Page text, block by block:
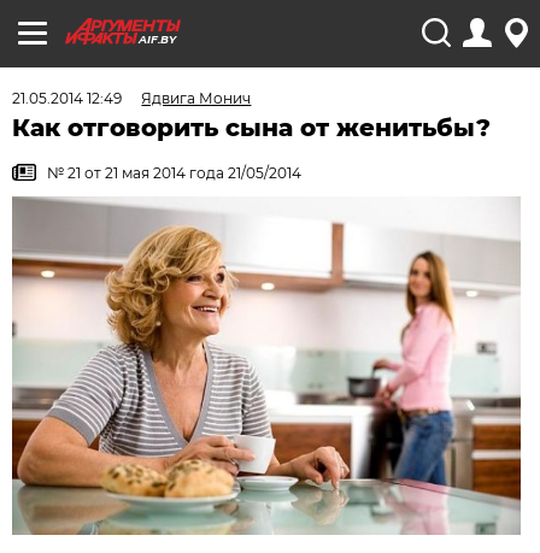
AIF.BY
21.05.2014 12:49 Ядвига Монич
Как отговорить сына от женитьбы?
№ 21 от 21 мая 2014 года 21/05/2014